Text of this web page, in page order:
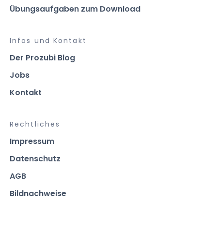
Übungsaufgaben zum Download
Infos und Kontakt
Der Prozubi Blog
Jobs
Kontakt
Rechtliches
Impressum
Datenschutz
AGB
Bildnachweise